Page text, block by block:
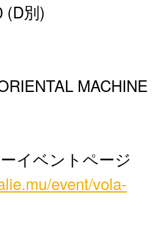
(D別)
MACHINE
イベントページ
event/vola-